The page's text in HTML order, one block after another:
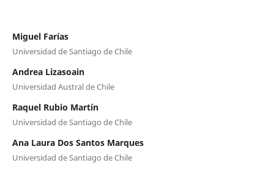
Miguel Farías
Universidad de Santiago de Chile
Andrea Lizasoain
Universidad Austral de Chile
Raquel Rubio Martín
Universidad de Santiago de Chile
Ana Laura Dos Santos Marques
Universidad de Santiago de Chile